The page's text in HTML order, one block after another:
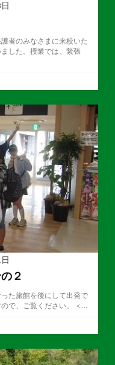
者のみなさまに来校いた
した。授業では、緊張
２
た旅館を後にして出発で
で、ご覧ください。 ＜...